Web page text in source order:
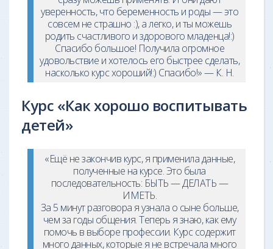
уверенность, что беременность и роды — это
совсем не страшно :), а легко, и ты можешь
родить счастливого и здорового младенца!:)
Спасибо большое! Получила огромное
удовольствие и хотелось его быстрее сделать,
насколько курс хороший!:) Спасибо!» — К. Н.
Курс «Как хорошо воспитывать
детей»
«Ещё не закончив курс, я применила данные,
полученные на курсе. Это была
последовательность: БЫТЬ — ДЕЛАТЬ —
ИМЕТЬ.
За 5 минут разговора я узнала о сыне больше,
чем за годы общения. Теперь я знаю, как ему
помочь в выборе профессии. Курс содержит
много данных, которые я не встречала много